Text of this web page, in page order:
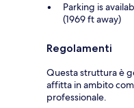
Parking is
(1969 ft away)
Regolamenti
Questa struttura è
affitta in ambito
professionale.